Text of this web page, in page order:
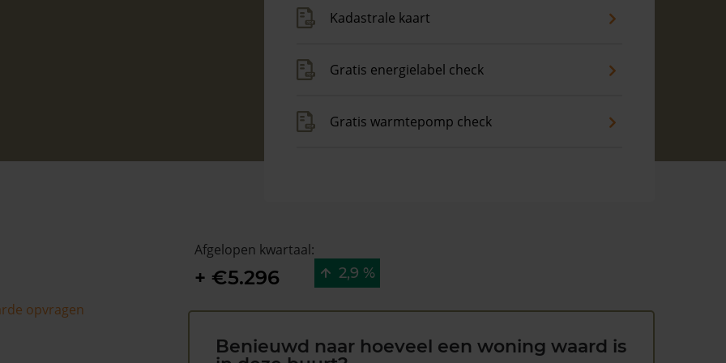
Kadastrale kaart
Gratis energielabel check
Gratis warmtepomp check
opvragen
Afgelopen kwartaal:
+ €5.296 2,9 %
Benieuwd naar hoeveel een woning waard is